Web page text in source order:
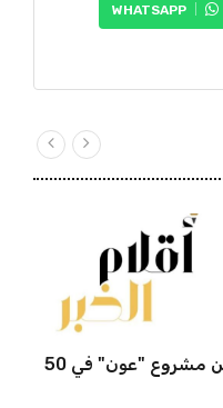
WHATSAPP
50 عملية ناجحة للمياه البيضاء ضمن مشروع "عون" في